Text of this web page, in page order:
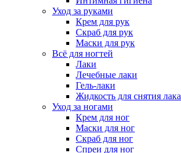
Уход за руками
Крем для рук
Скраб для рук
Маски для рук
Всё для ногтей
Лаки
Лечебные лаки
Гель-лаки
Жидкость для снятия лака
Уход за ногами
Крем для ног
Маски для ног
Скраб для ног
Спреи для ног